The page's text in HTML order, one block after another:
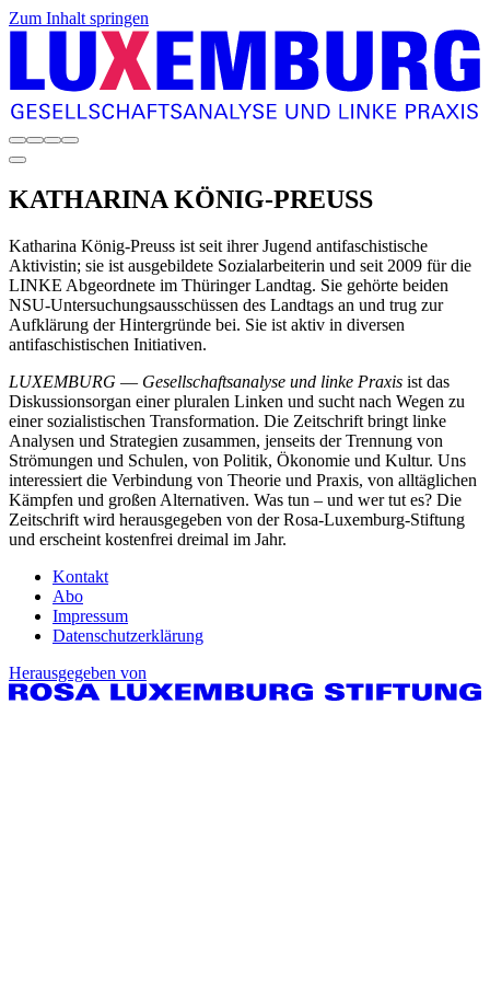
Zum Inhalt springen
KATHARINAKÖNIG-PREUSS
Katharina König-Preuss ist seit ihrer Jugend antifaschistische
Aktivistin; sie ist ausgebildete Sozialarbeiterin und seit 2009 für die
LINKE Abge­ordnete im Thüringer Landtag. Sie gehörte beiden
NSU-Untersuchungsausschüssen des Landtags an und trug zur
Aufklärung der Hintergründe bei. Sie ist aktiv in diversen
antifaschistischen Initiativen.
LUXEMBURG — Gesellschaftsanalyse und linke Praxis ist das
Diskussionsorgan einer pluralen Linken und sucht nach Wegen zu
einer sozialistischen Transformation. Die Zeitschrift bringt linke
Analysen und Strategien zusammen, jenseits der Trennung von
Strömungen und Schulen, von Politik, Ökonomie und Kultur. Uns
interessiert die Verbindung von Theorie und Praxis, von alltäglichen
Kämpfen und großen Alternativen. Was tun – und wer tut es? Die
Zeitschrift wird herausgegeben von der Rosa-Luxemburg-Stiftung
und erscheint kostenfrei dreimal im Jahr.
Kontakt
Abo
Impressum
Datenschutzerklärung
Herausgegeben von